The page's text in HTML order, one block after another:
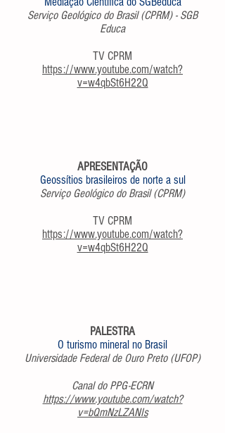
Serviço Geológico do Brasil (CPRM) - SGB
Educa
TV CPRM
https://www.youtube.com/watch?
v=w4qbSt6H22Q
APRESENTAÇÃO
Geossítios brasileiros de norte a sul
Serviço Geológico do Brasil (CPRM)
TV CPRM
https://www.youtube.com/watch?
v=w4qbSt6H22Q
PALESTRA
O turismo mineral no Brasil
Universidade Federal de Ouro Preto (UFOP)
Canal do PPG-ECRN
https://www.youtube.com/watch?
v=bQmNzLZANIs